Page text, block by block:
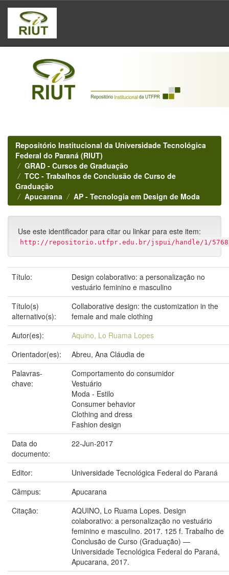
Skip
navigation
Repositório Institucional da Universidade Tecnológica
Federal do Paraná (RIUT)
GRAD - Cursos de Graduação
TCC - Trabalhos de Conclusão de Curso de
Graduação
Apucarana
AP - Tecnologia em Design de Moda
Use este identificador para citar ou linkar para este item:
http://repositorio.utfpr.edu.br/jspui/handle/1/5768
Título:
Design colaborativo: a personalização no
vestuário feminino e masculino
Título(s)
alternativo(s):
Collaborative design: the customization in the
female and male clothing
Autor(es):
Aquino, Lo Ruama Lopes
Orientador(es):
Abreu, Ana Cláudia de
Palavras-
chave:
Comportamento do consumidor
Vestuário
Moda - Estilo
Consumer behavior
Clothing and dress
Fashion design
Data do
documento:
22-Jun-2017
Editor:
Universidade Tecnológica Federal do Paraná
Câmpus:
Apucarana
Citação:
AQUINO, Lo Ruama Lopes. Design
colaborativo: a personalização no vestuário
feminino e masculino. 2017. 125 f. Trabalho de
Conclusão de Curso (Graduação) —
Universidade Tecnológica Federal do Paraná,
Apucarana, 2017.